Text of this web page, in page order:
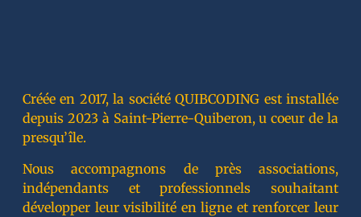
Créée en 2017, la société QUIBCODING est installée
depuis 2023 à Saint-Pierre-Quiberon, u coeur de la
presqu’île.
Nous accompagnons de près associations,
indépendants et professionnels souhaitant
développer leur visibilité en ligne et renforcer leur